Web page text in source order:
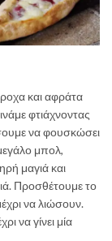
και αφράτα
φτιάχνοντας
να φουσκώσει
μπολ,
μαγιά και
Προσθέτουμε το
να λιώσουν.
να γίνει μία